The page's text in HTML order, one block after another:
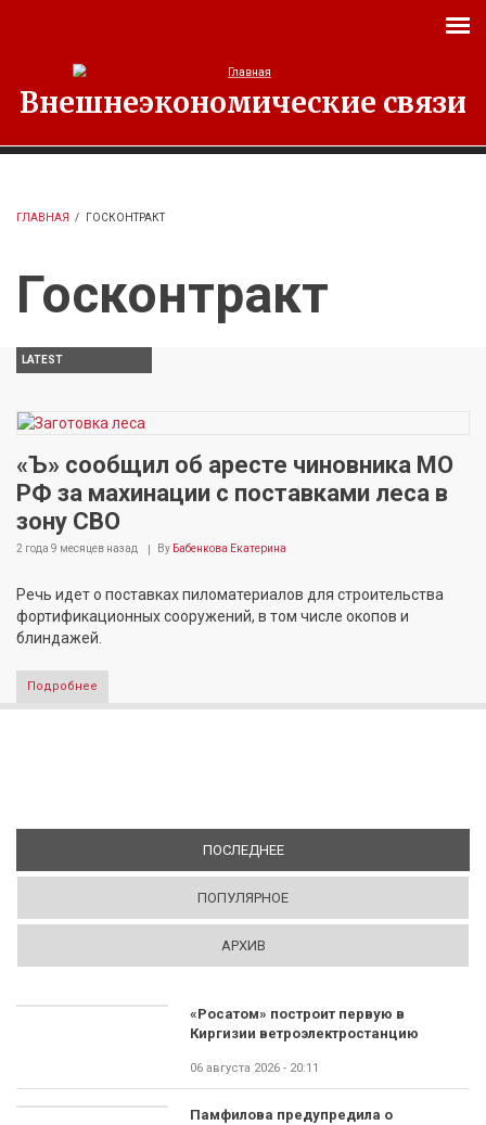
Внешнеэкономические связи
ГЛАВНАЯ / ГОСКОНТРАКТ
Госконтракт
LATEST
«Ъ» сообщил об аресте чиновника МО
РФ за махинации с поставками леса в
зону СВО
2 года 9 месяцев назад By Бабенкова Екатерина
Речь идет о поставках пиломатериалов для строительства
фортификационных сооружений, в том числе окопов и
блиндажей.
Подробнее
ПОСЛЕДНЕЕ(АКТИВНАЯ ВКЛАДКА)
ПОПУЛЯРНОЕ
АРХИВ
«Росатом» построит первую в
Киргизии ветроэлектростанцию
06 августа 2026 - 20:11
Памфилова предупредила о